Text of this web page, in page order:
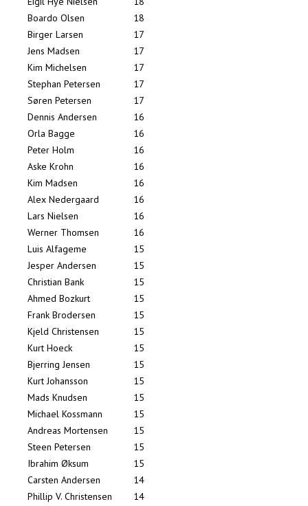
Boardo Olsen
18
Birger Larsen
17
Jens Madsen
17
Kim Michelsen
17
Stephan Petersen
17
Søren Petersen
17
Dennis Andersen
16
Orla Bagge
16
Peter Holm
16
Aske Krohn
16
Kim Madsen
16
Alex Nedergaard
16
Lars Nielsen
16
Werner Thomsen
16
Luis Alfageme
15
Jesper Andersen
15
Christian Bank
15
Ahmed Bozkurt
15
Frank Brodersen
15
Kjeld Christensen
15
Kurt Hoeck
15
Bjerring Jensen
15
Kurt Johansson
15
Mads Knudsen
15
Michael Kossmann
15
Andreas Mortensen
15
Steen Petersen
15
Ibrahim Øksum
15
Carsten Andersen
14
Phillip V. Christensen
14